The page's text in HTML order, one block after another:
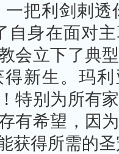
一把利剑剌透
自身在面对
会立下了典
新生。玛
特别为所有
有希望，因
获得所需的